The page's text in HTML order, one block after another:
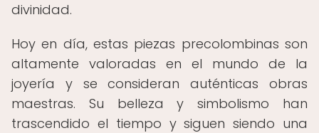
divinidad.
Hoy en día, estas piezas precolombinas son
altamente valoradas en el mundo de la
joyería y se consideran auténticas obras
maestras. Su belleza y simbolismo han
trascendido el tiempo y siguen siendo una